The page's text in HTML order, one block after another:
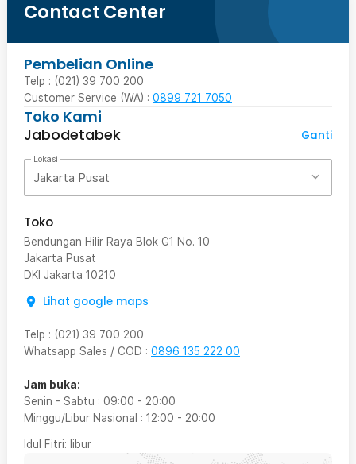
Contact Center
Pembelian Online
Telp : (021) 39 700 200
Customer Service (WA) : 0899 721 7050
Toko Kami
Jabodetabek
Ganti
Lokasi
Jakarta Pusat
Toko
Bendungan Hilir Raya Blok G1 No. 10
Jakarta Pusat
DKI Jakarta 10210
Lihat google maps
Telp : (021) 39 700 200
Whatsapp Sales / COD : 0896 135 222 00
Jam buka:
Senin - Sabtu : 09:00 - 20:00
Minggu/Libur Nasional : 12:00 - 20:00
Idul Fitri: libur